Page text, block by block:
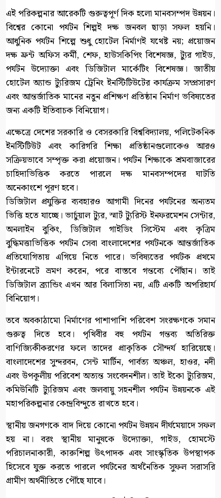
এই পরিকল্পনার আরেকটি গুরুত্বপূর্ণ দিক হলো মানবসম্পদ উন্নয়ন।
বিশ্বের কোনো পর্যটন শিল্পই দক্ষ জনবল ছাড়া সফল হয়নি।
আধুনিক পর্যটন শিল্পে শুধু হোটেল নির্মাণই যথেষ্ট নয়; প্রয়োজন
দক্ষ ফ্রন্ট অফিস কর্মী, শেফ, হাউসকিপিং বিশেষজ্ঞ, ট্যুর গাইড,
পর্যটন উদ্যোক্তা এবং ডিজিটাল মার্কেটিং বিশেষজ্ঞ। জাতীয়
হোটেল অ্যান্ড ট্যুরিজম ট্রেনিং ইনস্টিটিউটের কার্যক্রম সম্প্রসারণ
এবং আন্তর্জাতিক মানের নতুন প্রশিক্ষণ প্রতিষ্ঠান নির্মাণ ভবিষ্যতের
জন্য একটি ইতিবাচক বিনিয়োগ।
এক্ষেত্রে দেশের সরকারি ও বেসরকারি বিশ্ববিদ্যালয়, পলিটেকনিক
ইনস্টিটিউট এবং কারিগরি শিক্ষা প্রতিষ্ঠানগুলোকেও আরও
সক্রিয়ভাবে সম্পৃক্ত করা প্রয়োজন। পর্যটন শিক্ষাকে শ্রমবাজারের
চাহিদাভিত্তিক করতে পারলে দক্ষ মানবসম্পদের ঘাটতি
অনেকাংশে পূরণ হবে।
ডিজিটাল প্রযুক্তির ব্যবহারও আগামী দিনের পর্যটনের অন্যতম
ভিত্তি হতে যাচ্ছে। ভার্চুয়াল ট্যুর, স্মার্ট ট্যুরিস্ট ইনফরমেশন সেন্টার,
অনলাইন বুকিং, ডিজিটাল গাইডিং সিস্টেম এবং কৃত্রিম
বুদ্ধিমত্তাভিত্তিক পর্যটন সেবা বাংলাদেশের পর্যটনকে আন্তর্জাতিক
প্রতিযোগিতায় এগিয়ে নিতে পারে। ভবিষ্যতের পর্যটক প্রথমে
ইন্টারনেটে ভ্রমণ করেন, পরে বাস্তবে গন্তব্যে পৌঁছান। তাই
ডিজিটাল ব্র্যান্ডিং এখন আর বিলাসিতা নয়, এটি একটি অপরিহার্য
বিনিয়োগ।
তবে অবকাঠামো নির্মাণের পাশাপাশি পরিবেশ সংরক্ষণকে সমান
গুরুত্ব দিতে হবে। পৃথিবীর বহু পর্যটন গন্তব্য অতিরিক্ত
বাণিজ্যিকীকরণের ফলে তাদের প্রাকৃতিক সৌন্দর্য হারিয়েছে।
বাংলাদেশের সুন্দরবন, সেন্ট মার্টিন, পার্বত্য অঞ্চল, হাওর, নদী
এবং উপকূলীয় পরিবেশ অত্যন্ত সংবেদনশীল। তাই ইকো ট্যুরিজম,
কমিউনিটি ট্যুরিজম এবং জলবায়ু সহনশীল পর্যটন উন্নয়নকে এই
মহাপরিকল্পনার কেন্দ্রবিন্দুতে রাখতে হবে।
স্থানীয় জনগণকে বাদ দিয়ে কোনো পর্যটন উন্নয়ন দীর্ঘমেয়াদে সফল
হয় না। বরং স্থানীয় মানুষকে উদ্যোক্তা, গাইড, হোমস্টে
পরিচালনাকারী, কারুশিল্প উৎপাদক এবং সাংস্কৃতিক উপস্থাপক
হিসেবে যুক্ত করতে পারলে পর্যটনের অর্থনৈতিক সুফল সরাসরি
গ্রামীণ অর্থনীতিতে পৌঁছে যাবে।